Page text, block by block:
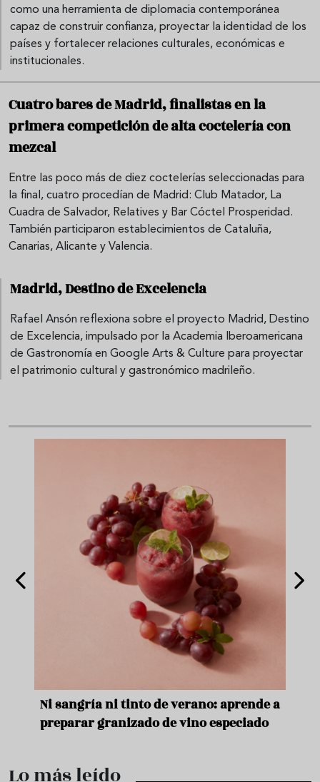
como una herramienta de diplomacia contemporánea
capaz de construir confianza, proyectar la identidad de los
países y fortalecer relaciones culturales, económicas e
institucionales.
Cuatro bares de Madrid, finalistas en la
primera competición de alta coctelería con
mezcal
Entre las poco más de diez coctelerías seleccionadas para
la final, cuatro procedían de Madrid: Club Matador, La
Cuadra de Salvador, Relatives y Bar Cóctel Prosperidad.
También participaron establecimientos de Cataluña,
Canarias, Alicante y Valencia.
Madrid, Destino de Excelencia
Rafael Ansón reflexiona sobre el proyecto Madrid, Destino
de Excelencia, impulsado por la Academia Iberoamericana
de Gastronomía en Google Arts & Culture para proyectar
el patrimonio cultural y gastronómico madrileño.
a
Aceitunas: el aperitivo estrella del
verano
Lo más leído